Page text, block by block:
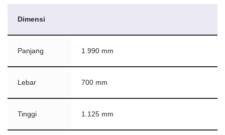
Dimensi
Panjang 1.990 mm
Lebar 700 mm
Tinggi 1.125 mm